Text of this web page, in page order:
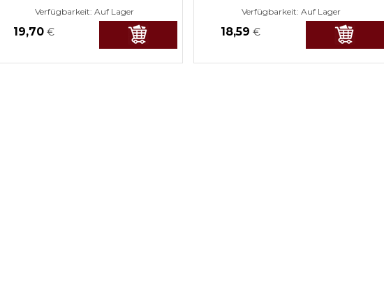
Verfügbarkeit: Auf Lager
19,70 €
Verfügbarkeit:Auf Lager
18,59 €